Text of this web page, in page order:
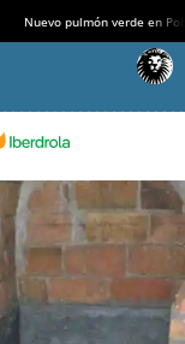
Nuevo pulmón verde en